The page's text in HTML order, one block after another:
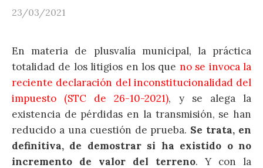
23/03/2021
En materia de plusvalía municipal, la práctica
totalidad de los litigios en los que no se invoca la
reciente declaración del inconstitucionalidad del
impuesto (STC de 26-10-2021), y se alega la
existencia de pérdidas en la transmisión, se han
reducido a una cuestión de prueba. Se trata, en
definitiva, de demostrar si ha existido o no
incremento de valor del terreno. Y con la